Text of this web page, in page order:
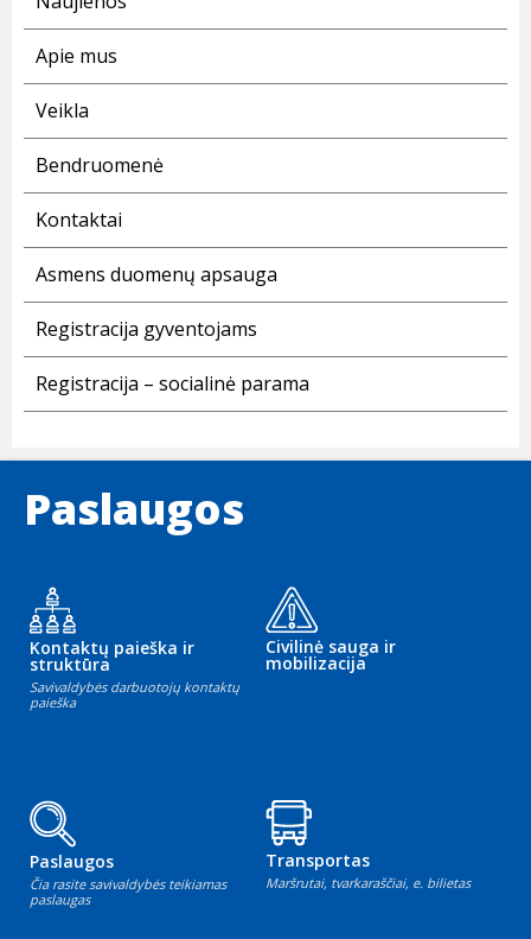
Apie mus
Veikla
Bendruomenė
Kontaktai
Asmens duomenų apsauga
Registracija gyventojams
Registracija – socialinė parama
Paslaugos
Kontaktų paieška ir
struktūra
Savivaldybės darbuotojų kontaktų
paieška
Civilinė sauga ir
mobilizacija
Paslaugos
Čia rasite savivaldybės teikiamas
paslaugas
Transportas
Maršrutai, tvarkaraščiai, e. bilietas